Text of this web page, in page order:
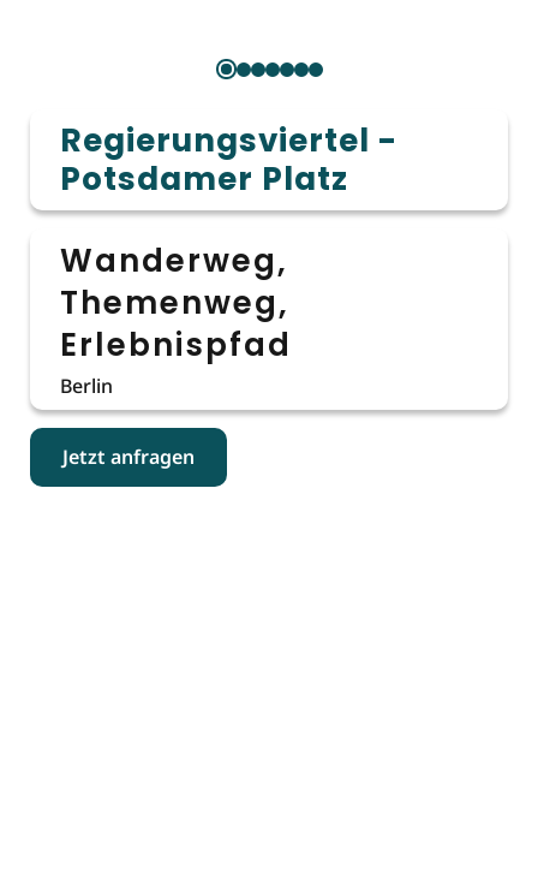
Regierungsviertel -
Potsdamer Platz
Wanderweg,
Themenweg,
Erlebnispfad
Berlin
Jetzt anfragen